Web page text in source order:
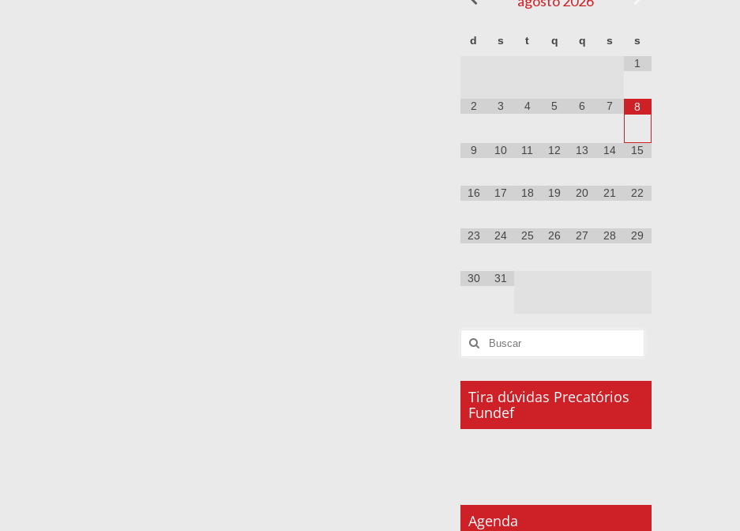
d s t q q s
s
1
2 3 4 5 6 7 8
9 10 11 12 13 14 15
16 17 18 19 20 21 22
23 24 25 26 27 28 29
30 31
Tira dúvidas Precatórios
Fundef
Agenda